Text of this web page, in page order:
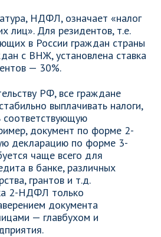
НДФЛ, означает «налог
лиц». Для резидентов, т.е.
в России граждан страны
с ВНЖ, установлена ставка
— 30%.
РФ, все граждане
выплачивать налоги,
соответствующую
документ по форме 2-
декларацию по форме 3-
чаще всего для
в банке, различных
грантов и т.д.
2-НДФЛ только
документа
— главбухом и